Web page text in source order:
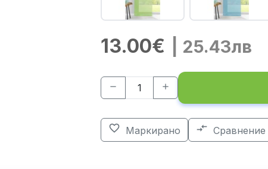
13.00€ | 25.43лв
remove add
favorite_border Маркирано compare_arrows Сравнение